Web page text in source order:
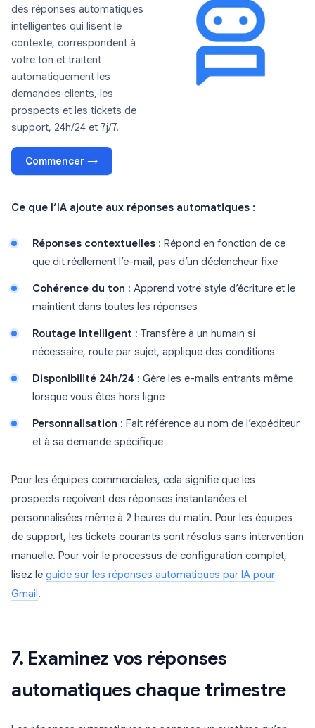
des réponses automatiques
intelligentes qui lisent le
contexte, correspondent à
votre ton et traitent
automatiquement les
demandes clients, les
prospects et les tickets de
support, 24h/24 et 7j/7.
Commencer →
Ce que l’IA ajoute aux réponses automatiques :
Réponses contextuelles : Répond en fonction de ce
que dit réellement l’e-mail, pas d’un déclencheur fixe
Cohérence du ton : Apprend votre style d’écriture et le
maintient dans toutes les réponses
Routage intelligent : Transfère à un humain si
nécessaire, route par sujet, applique des conditions
Disponibilité 24h/24 : Gère les e-mails entrants même
lorsque vous êtes hors ligne
Personnalisation : Fait référence au nom de l’expéditeur
et à sa demande spécifique
Pour les équipes commerciales, cela signifie que les
prospects reçoivent des réponses instantanées et
personnalisées même à 2 heures du matin. Pour les équipes
de support, les tickets courants sont résolus sans intervention
manuelle. Pour voir le processus de configuration complet,
lisez le guide sur les réponses automatiques par IA pour
Gmail .
7. Examinez vos réponses
automatiques chaque trimestre